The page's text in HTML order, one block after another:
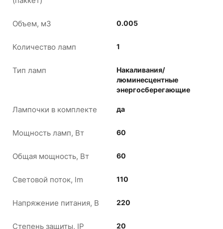
Объем, м3 0.005
Количество ламп 1
Тип ламп
Накаливания/
люминесцентные
энергосберегающие
Лампочки в комплекте да
Мощность ламп, Вт 60
Общая мощность, Вт 60
Световой поток, lm 110
Напряжение питания, В 220
Степень защиты, IP 20